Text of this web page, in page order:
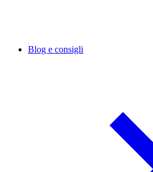
Blog e consigli